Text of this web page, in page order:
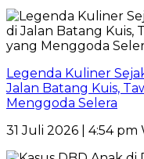
Legenda Kuliner
Jalan Batang Kuis,
Menggoda Selera
31 Juli 2026 | 4:54 pm